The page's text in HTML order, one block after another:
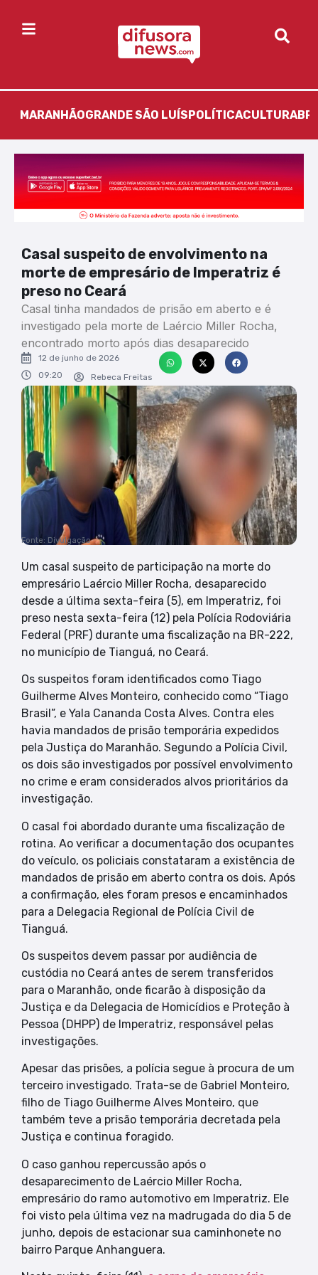
MARANHÃOGRANDE SÃO LUÍS POLÍTICACULTURA
Casal suspeito de envolvimento na
morte de empresário de Imperatriz é
preso no Ceará
Casal tinha mandados de prisão em aberto e é
investigado pela morte de Laércio Miller Rocha,
encontrado morto após dias desaparecido
12 de junho de 2026
09:20
Rebeca Freitas
Fonte: Divulgação
Um casal suspeito de participação na morte do
empresário Laércio Miller Rocha, desaparecido
desde a última sexta-feira (5), em Imperatriz, foi
preso nesta sexta-feira (12) pela Polícia Rodoviária
Federal (PRF) durante uma fiscalização na BR-222,
no município de Tianguá, no Ceará.
Os suspeitos foram identificados como Tiago
Guilherme Alves Monteiro, conhecido como “Tiago
Brasil”, e Yala Cananda Costa Alves. Contra eles
havia mandados de prisão temporária expedidos
pela Justiça do Maranhão. Segundo a Polícia Civil,
os dois são investigados por possível envolvimento
no crime e eram considerados alvos prioritários da
investigação.
O casal foi abordado durante uma fiscalização de
rotina. Ao verificar a documentação dos ocupantes
do veículo, os policiais constataram a existência de
mandados de prisão em aberto contra os dois. Após
a confirmação, eles foram presos e encaminhados
para a Delegacia Regional de Polícia Civil de
Tianguá.
Os suspeitos devem passar por audiência de
custódia no Ceará antes de serem transferidos
para o Maranhão, onde ficarão à disposição da
Justiça e da Delegacia de Homicídios e Proteção à
Pessoa (DHPP) de Imperatriz, responsável pelas
investigações.
Apesar das prisões, a polícia segue à procura de um
terceiro investigado. Trata-se de Gabriel Monteiro,
filho de Tiago Guilherme Alves Monteiro, que
também teve a prisão temporária decretada pela
Justiça e continua foragido.
O caso ganhou repercussão após o
desaparecimento de Laércio Miller Rocha,
empresário do ramo automotivo em Imperatriz. Ele
foi visto pela última vez na madrugada do dia 5 de
junho, depois de estacionar sua caminhonete no
bairro Parque Anhanguera.